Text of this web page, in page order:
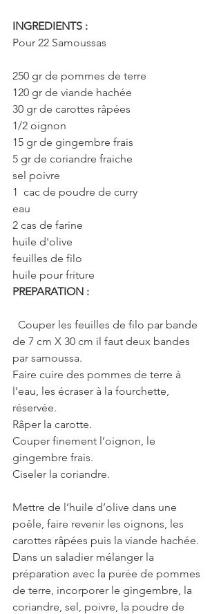
INGREDIENTS :
Pour 22 Samoussas
250 gr de pommes de terre
120 gr de viande hachée
30 gr de carottes râpées
1/2 oignon
15 gr de gingembre frais
5 gr de coriandre fraiche
sel poivre
1  cac de poudre de curry
eau
2 cas de farine
huile d'olive
feuilles de filo
huile pour friture
PREPARATION :
de 7 cm X 30 cm il faut deux bandes
par samoussa.
Faire cuire des pommes de terre à
l’eau, les écraser à la fourchette,
réservée.
Râper la carotte.
Couper finement l’oignon, le
gingembre frais.
Ciseler la coriandre.
Mettre de l’huile d’olive dans une
poêle, faire revenir les oignons, les
carottes râpées puis la viande hachée.
Dans un saladier mélanger la
préparation avec la purée de pommes
de terre, incorporer le gingembre, la
coriandre, sel, poivre, la poudre de